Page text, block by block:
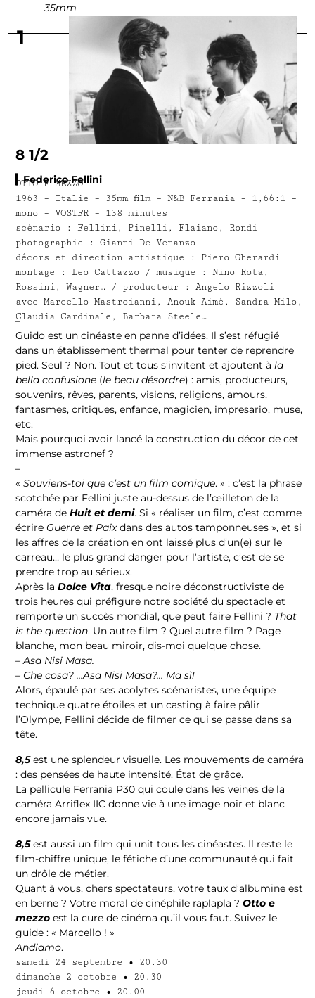
35mm
1
8 1/2
▎Federico Fellini
OTTO E MEZZO
1963 – Italie – 35mm film – N&B Ferrania – 1,66:1 –
mono – VOSTFR – 138 minutes
scénario : Fellini, Pinelli, Flaiano, Rondi
photographie : Gianni De Venanzo
décors et direction artistique : Piero Gherardi
montage : Leo Cattazzo / musique : Nino Rota,
Rossini, Wagner… / producteur : Angelo Rizzoli
avec Marcello Mastroianni, Anouk Aimé, Sandra Milo,
Claudia Cardinale, Barbara Steele…
–
Guido est un cinéaste en panne d’idées. Il s’est réfugié
dans un établissement thermal pour tenter de reprendre
pied. Seul ? Non. Tout et tous s’invitent et ajoutent à la
bella confusione (le beau désordre) : amis, producteurs,
souvenirs, rêves, parents, visions, religions, amours,
fantasmes, critiques, enfance, magicien, impresario, muse,
etc.
Mais pourquoi avoir lancé la construction du décor de cet
immense astronef ?
–
«Souviens-toi que c’est un film comique. » : c’est la phrase
scotchée par Fellini juste au-dessus de l’œilleton de la
caméra deHuit et demi. Si « réaliser un film, c’est comme
écrire Guerre et Paixdans des autos tamponneuses », et si
les affres de la création en ont laissé plus d’un(e) sur le
carreau… le plus grand danger pour l’artiste, c’est de se
prendre trop au sérieux.
Après laDolce Vita, fresque noire déconstructiviste de
trois heures qui préfigure notre société du spectacle et
remporte un succès mondial, que peut faire Fellini ? That
is the question. Un autre film ? Quel autre film ? Page
blanche, mon beau miroir, dis-moi quelque chose.
– Asa Nisi Masa.
– Che cosa? …Asa Nisi Masa?… Ma sì!
Alors, épaulé par ses acolytes scénaristes, une équipe
technique quatre étoiles et un casting à faire pâlir
l’Olympe, Fellini décide de filmer ce qui se passe dans sa
tête.
8,5est une splendeur visuelle. Les mouvements de caméra
: des pensées de haute intensité. État de grâce.
La pellicule Ferrania P30 qui coule dans les veines de la
caméra Arriflex IIC donne vie à une image noir et blanc
encore jamais vue.
8,5est aussi un film qui unit tous les cinéastes. Il reste le
film-chiffre unique, le fétiche d’une communauté qui fait
un drôle de métier.
Quant à vous, chers spectateurs, votre taux d’albumine est
en berne ? Votre moral de cinéphile raplapla ?Otto e
mezzo est la cure de cinéma qu’il vous faut. Suivez le
guide : « Marcello ! »
Andiamo.
samedi 24 septembre • 20.30
dimanche 2 octobre • 20.30
jeudi 6 octobre • 20.00